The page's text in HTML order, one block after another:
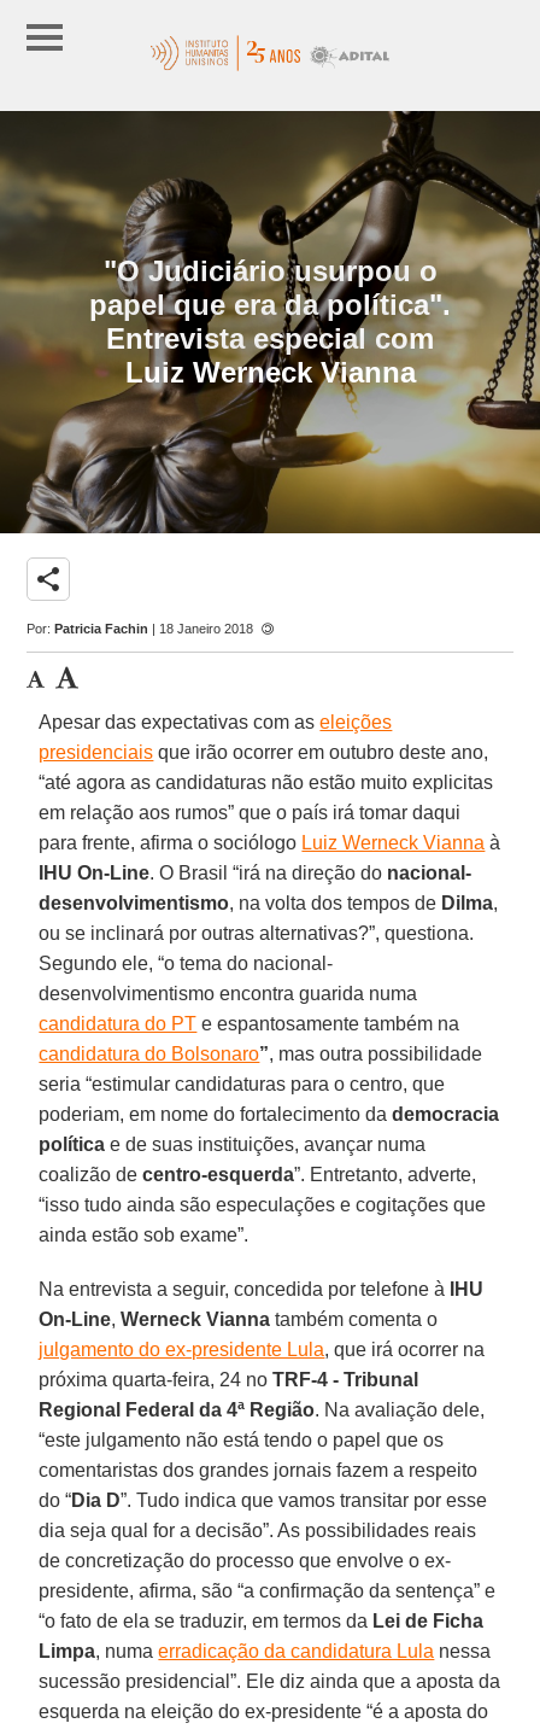
"O Judiciário usurpou o
papel que era da política".
Entrevista especial com
Luiz Werneck Vianna
share
Por:Patricia Fachin | 18 Janeiro 2018
Apesar das expectativas com aseleições
presidenciais que irão ocorrer em outubro deste ano,
“até agora as candidaturas não estão muito explicitas
em relação aos rumos” que o país irá tomar daqui
para frente, afirma o sociólogo Luiz Werneck Vianna à
IHU On-Line. O Brasil “irá na direção do nacional-
desenvolvimentismo, na volta dos tempos de Dilma,
ou se inclinará por outras alternativas?”, questiona.
Segundo ele, “o tema do nacional-
desenvolvimentismo encontra guarida numa
candidatura do PT e espantosamente também na
candidatura do Bolsonaro”, mas outra possibilidade
seria “estimular candidaturas para o centro, que
poderiam, em nome do fortalecimento dademocracia
política e de suas instituições, avançar numa
coalizão decentro-esquerda”. Entretanto, adverte,
“isso tudo ainda são especulações e cogitações que
ainda estão sob exame”.
Na entrevista a seguir, concedida por telefone à
IHU
On-Line,Werneck Vianna também comenta o
julgamento do ex-presidente Lula, que irá ocorrer na
próxima quarta-feira, 24 noTRF-4 - Tribunal
Regional Federal da 4ª Região. Na avaliação dele,
“este julgamento não está tendo o papel que os
comentaristas dos grandes jornais fazem a respeito
do “Dia D”. Tudo indica que vamos transitar por esse
dia seja qual for a decisão”. As possibilidades reais
de concretização do processo que envolve o ex-
presidente, afirma, são “a confirmação da sentença” e
“o fato de ela se traduzir, em termos da Lei de Ficha
Limpa, numaerradicação da candidatura Lula nessa
sucessão presidencial”. Ele diz ainda que a aposta da
esquerda na eleição do ex-presidente “é a aposta do